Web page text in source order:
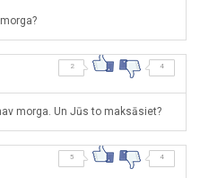
2 4
morga. Un Jūs to maksāsiet?
5 4